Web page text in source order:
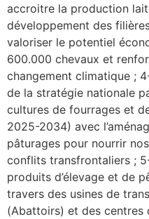
accroitre la production
développement des
valoriser le potentiel
600.000 chevaux et
changement climatique ;
de la stratégie nationale
cultures de fourrages et
2025-2034) avec
pâturages pour nourrir
conflits transfrontaliers ;
produits d’élevage et de
travers des usines de
(Abattoirs) et des centres